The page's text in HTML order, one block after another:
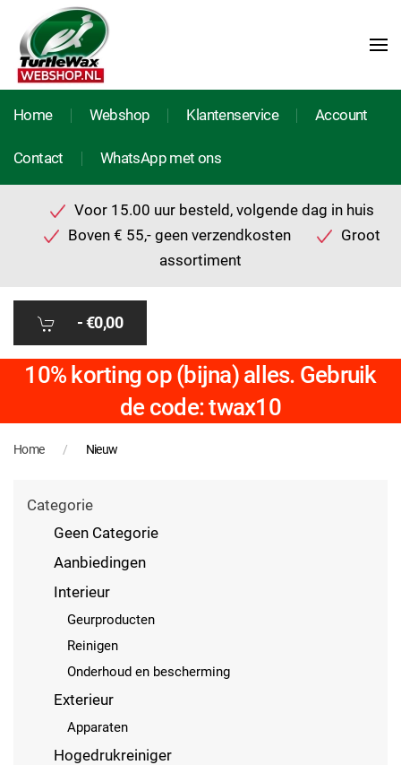
Home Webshop Klantenservice Account
Contact WhatsApp met ons
Voor 15.00 uur besteld, volgende dag in huis
Boven € 55,- geen verzendkosten
Groot
assortiment
-€0,00
10% korting op (bijna) alles. Gebruik
de code: twax10
Home Nieuw
Categorie
Geen Categorie
Aanbiedingen
Interieur
Geurproducten
Reinigen
Onderhoud en bescherming
Exterieur
Apparaten
Hogedrukreiniger